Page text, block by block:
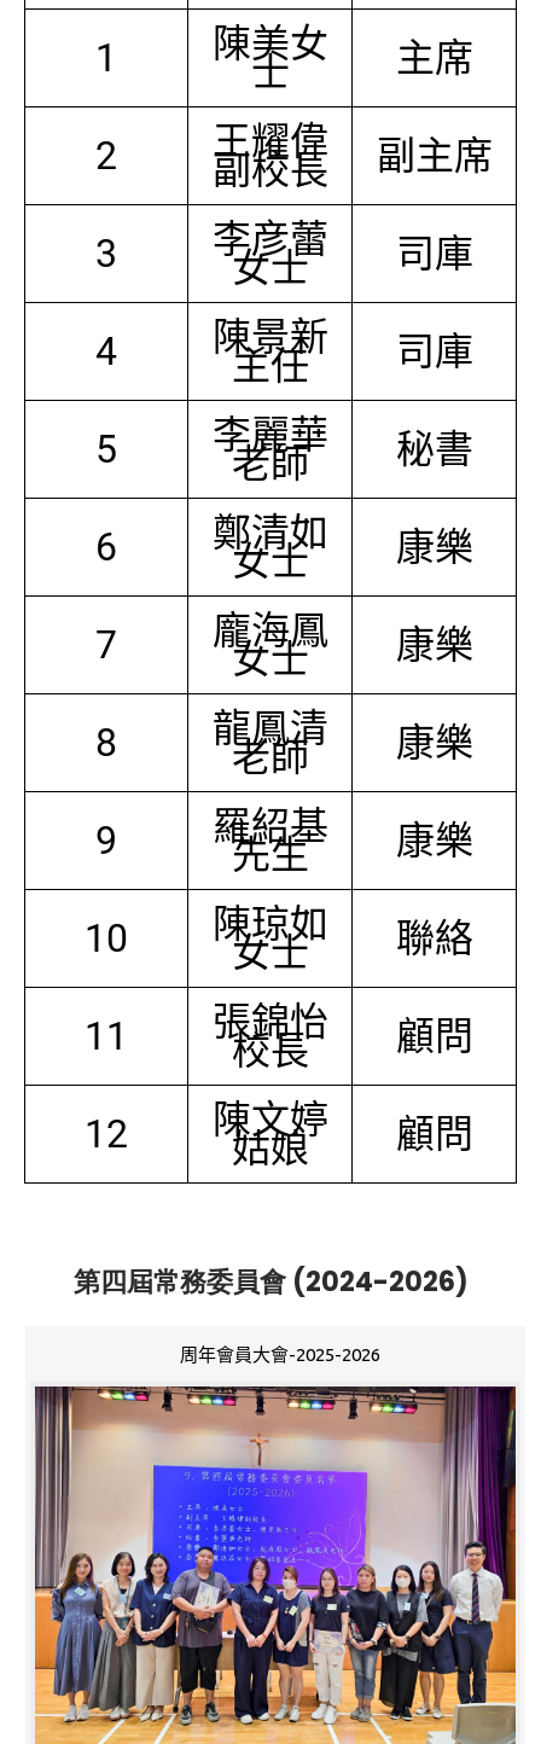
1
陳美女
士 主席
2 王耀偉
副校長 副主席
3 李彦蕾
女士 司庫
4 陳景新
主任 司庫
5 李麗華
老師 秘書
6 鄭清如
女士 康樂
7 龐海鳳
女士 康樂
8 龍鳳清
老師 康樂
9 羅紹基
先生 康樂
10 陳琼如
女士 聯絡
11 張錦怡
校長 顧問
12 陳文婷
姑娘 顧問
第四屆常務委員會 (2024-2026)
周年會員大會-2025-2026